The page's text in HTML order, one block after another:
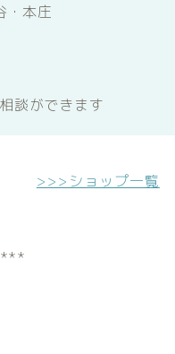
・本庄
談ができます
>>>ショップ一覧